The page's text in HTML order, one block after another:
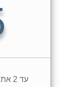
עד 2 אתרים